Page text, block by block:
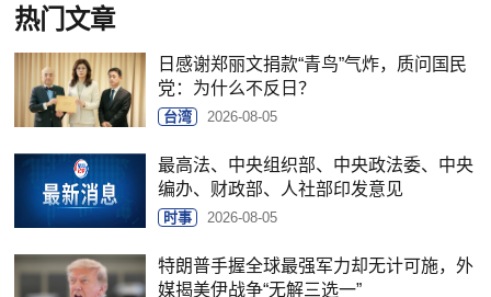
热门文章
日感谢郑丽文捐款“青鸟”气炸，质问国民
党：为什么不反日？
台湾 2026-08-05
最高法、中央组织部、中央政法委、中央
编办、财政部、人社部印发意见
时事 2026-08-05
特朗普手握全球最强军力却无计可施，外
媒揭美伊战争“无解三选一”